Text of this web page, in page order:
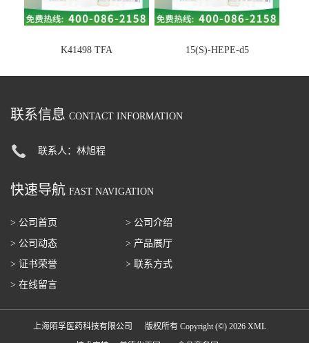
K41498 TFA 15(S)-HEPE-d5
联系信息 CONTACT INFORMATION
联系人：林旭程
快速导航 FAST NAVIGATION
> 公司首页
> 公司介绍
> 公司动态
> 产品展厅
> 证书荣誉
> 联系方式
> 在线留言
上海陌孚医药科技有限公司 版权所有 Copyright (©) 2026 XML